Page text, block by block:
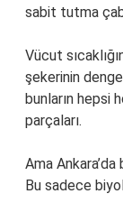
sabit tutma
Vücut
şekerinin
bunların hepsi
parçaları.
Ama
Bu sadece